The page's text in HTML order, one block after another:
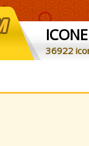
ICONE
36922